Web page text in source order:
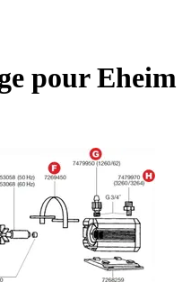
pour Eheim